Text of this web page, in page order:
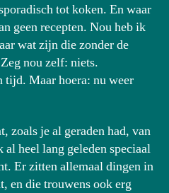
tot koken. En waar
geen recepten. Nou heb ik
wat zijn die zonder de
nou zelf: niets.
tijd. Maar hoera: nu weer
zoals je al geraden had, van
heel lang geleden speciaal
Er zitten allemaal dingen in
en die trouwens ook erg